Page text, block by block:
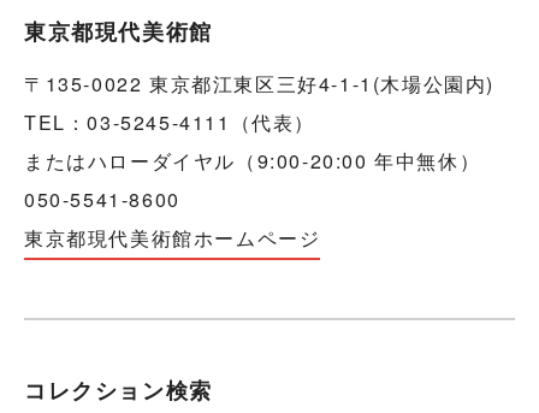
東京都現代美術館
〒135-0022 東京都江東区三好4-1-1(木場公園内)
TEL：03-5245-4111（代表）
またはハローダイヤル（9:00-20:00 年中無休）
050-5541-8600
東京都現代美術館ホームページ
コレクション検索